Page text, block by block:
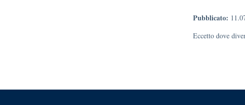
Pubblicato:
Eccetto dove